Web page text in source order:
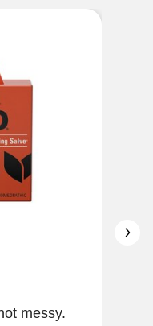
messy.